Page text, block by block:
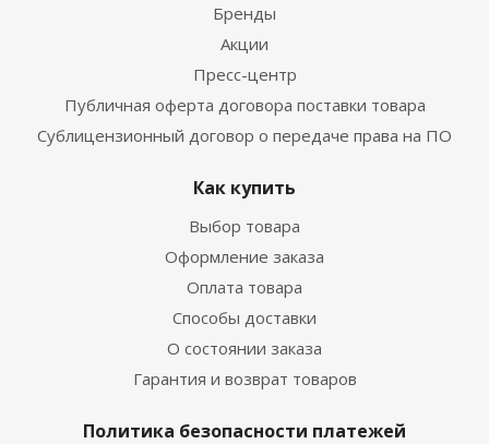
Бренды
Акции
Пресс-центр
Публичная оферта договора поставки товара
Сублицензионный договор о передаче права на ПО
Как купить
Выбор товара
Оформление заказа
Оплата товара
Способы доставки
О состоянии заказа
Гарантия и возврат товаров
Политика безопасности платежей